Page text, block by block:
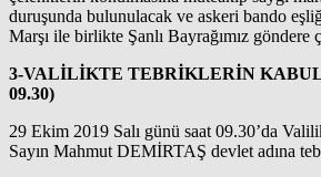
duruşunda bulunulacak ve askeri bando
Marşı ile birlikte Şanlı Bayrağımız göndere
3-VALİLİKTE TEBRİKLERİN
09.30)
29 Ekim 2019 Salı günü saat 09.30’da
Sayın Mahmut DEMİRTAŞ devlet adına